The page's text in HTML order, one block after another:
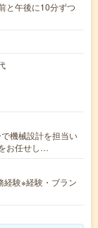
と午後に10分ずつ
機械設計を担当い
お任せし…
経験※経験・ブラン